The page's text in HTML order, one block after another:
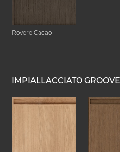
Rovere Cacao
IMPIALLACCIATO GROOVE